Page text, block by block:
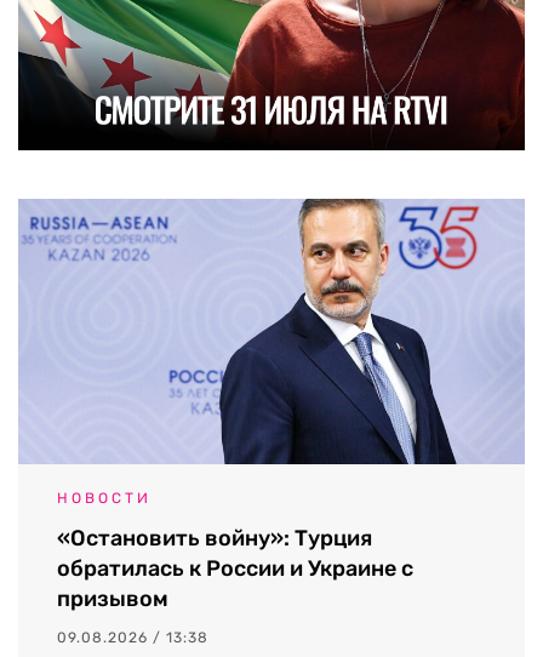
НОВОСТИ
«Остановить войну»: Турция
обратилась к России и Украине с
призывом
09.08.2026 / 13:38